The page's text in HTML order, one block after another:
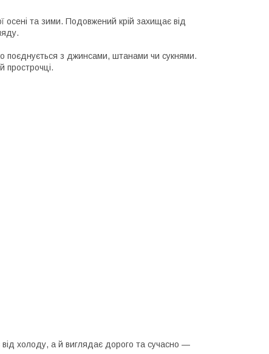
та зими. Подовжений крій захищає від
поєднується з джинсами, штанами чи сукнями.
прострочці.
холоду, а й виглядає дорого та сучасно —